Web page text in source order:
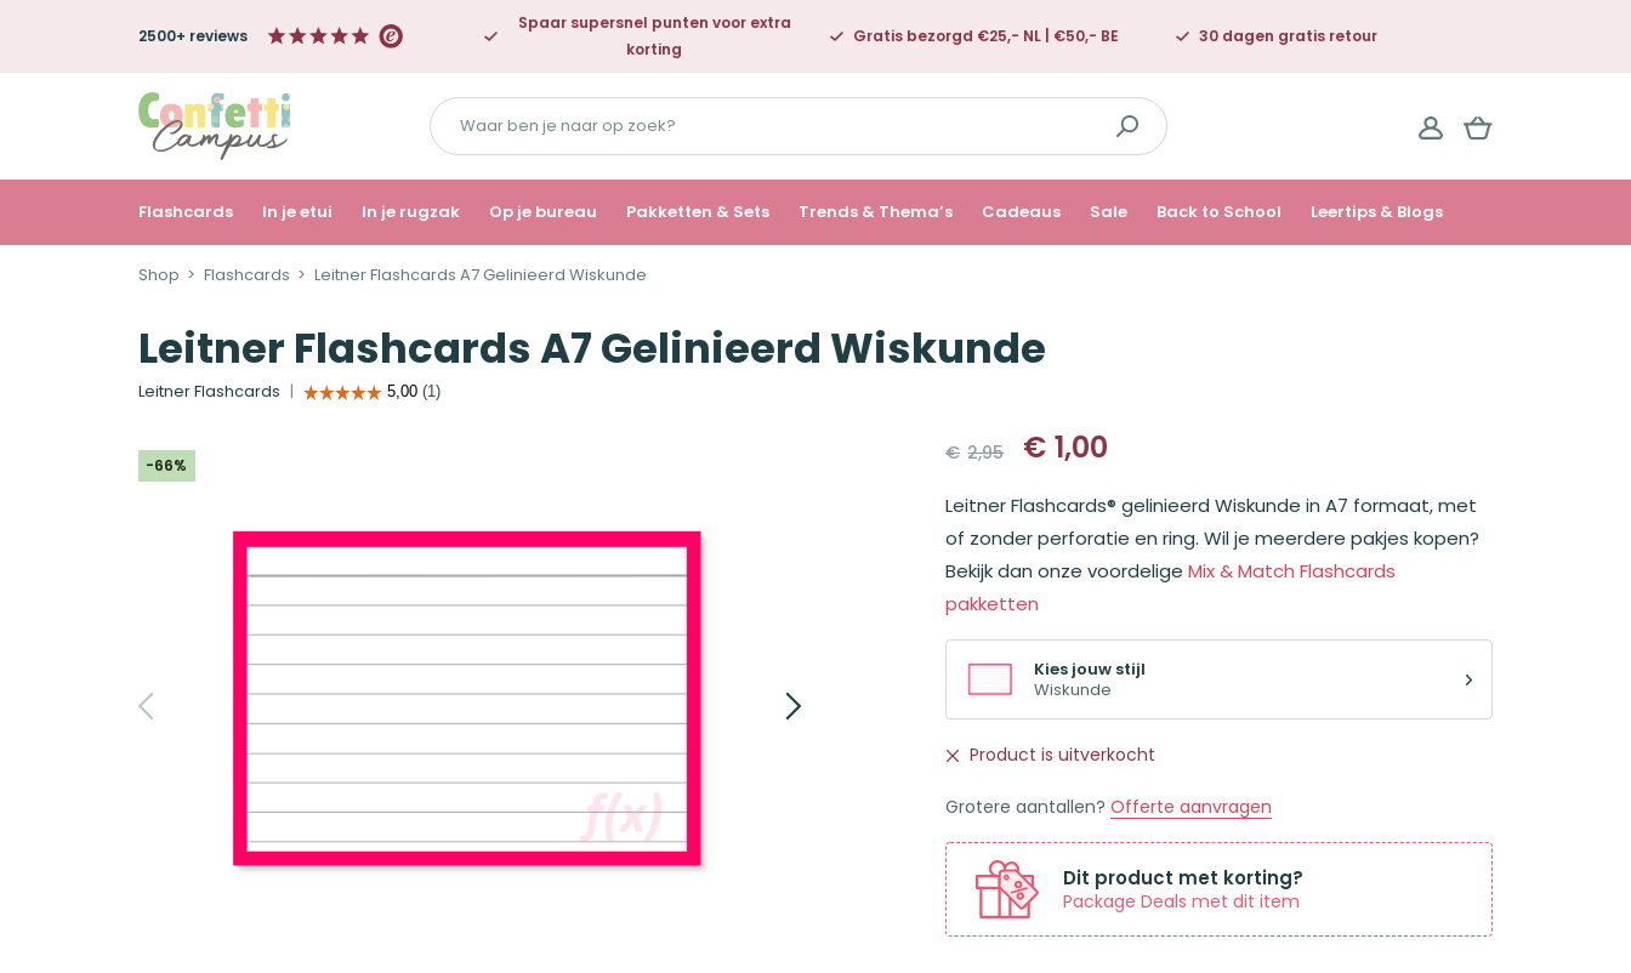
2500+ reviews
Spaar supersnel punten voor extra
korting
Gratis bezorgd €25,- NL | €50,- BE 30 dagen gratis retour
Waar
ben
je
naar
op
zoek?
Flashcards In je etui In je rugzak Op je bureau Pakketten & Sets Trends & Thema’s Cadeaus Sale Back to School Leertips & Blogs
Shop Flashcards Leitner Flashcards A7 Gelinieerd Wiskunde
Leitner Flashcards A7 Gelinieerd Wiskunde
Leitner Flashcards
-66%
€ 2,95
Oorspronkelijke
prijs
was:
€2,95.
€ 1,00
Huidige
prijs
is:
€1,00.
Leitner Flashcards® gelinieerd Wiskunde in A7 formaat, met
of zonder perforatie en ring. Wil je meerdere pakjes kopen?
Bekijk dan onze voordelige Mix & Match Flashcards
pakketten
Kies jouw stijl
Wiskunde
Product is uitverkocht
Grotere aantallen? Offerte aanvragen
Dit product met korting?
Package Deals met dit item